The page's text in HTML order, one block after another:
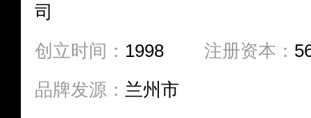
司
创立时间： 1998 注册资本：
品牌发源： 兰州市